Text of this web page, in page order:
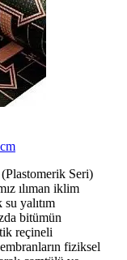
Seri)
ılıman iklim
yalıtım
bitümün
reçineli
fiziksel